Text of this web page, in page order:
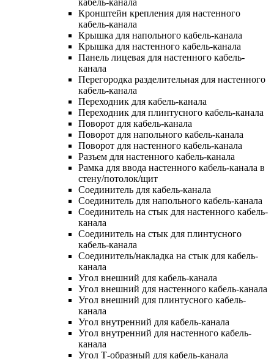
Кронштейн крепления для настенного
кабель-канала
Крышка для напольного кабель-канала
Крышка для настенного кабель-канала
Панель лицевая для настенного кабель-
канала
Перегородка разделительная для настенного
кабель-канала
Переходник для кабель-канала
Переходник для плинтусного кабель-канала
Поворот для кабель-канала
Поворот для напольного кабель-канала
Поворот для настенного кабель-канала
Разъем для настенного кабель-канала
Рамка для ввода настенного кабель-канала в
стену/потолок/щит
Соединитель для кабель-канала
Соединитель для напольного кабель-канала
Соединитель на стык для настенного кабель-
канала
Соединитель на стык для плинтусного
кабель-канала
Соединитель/накладка на стык для кабель-
канала
Угол внешний для кабель-канала
Угол внешний для настенного кабель-канала
Угол внешний для плинтусного кабель-
канала
Угол внутренний для кабель-канала
Угол внутренний для настенного кабель-
канала
Угол Т-образный для кабель-канала